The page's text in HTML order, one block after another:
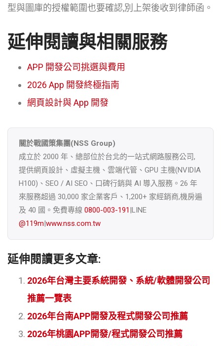
型與圖庫的授權範圍也要確認,別上架後收到律師函。
延伸閱讀與相關服務
APP 開發公司挑選與費用
2026 App 開發終極指南
網頁設計與 App 開發
關於戰國策集團(NSS Group)
成立於 2000 年、總部位於台北的一站式網路服務公司,
提供網頁設計、虛擬主機、雲端代管、GPU 主機(NVIDIA
H100)、SEO / AI SEO、口碑行銷與 AI 導入服務。26 年
來服務超過 30,000 家企業客戶、1,200+ 家經銷商,機房遍
及 40 國。免費專線 0800-003-191 |LINE
@119m www.nss.com.tw
延伸閱讀更多文章:
2026年台灣主要系統開發、系統/軟體開發公司
推薦一覽表
2026年台南APP開發及程式開發公司推薦
2026年桃園APP開發/程式開發公司推薦